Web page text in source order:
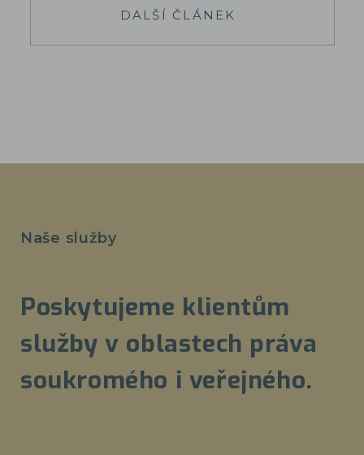
DALŠÍ ČLÁNEK
Naše služby
Poskytujeme klientům
služby v oblastech práva
soukromého i veřejného.